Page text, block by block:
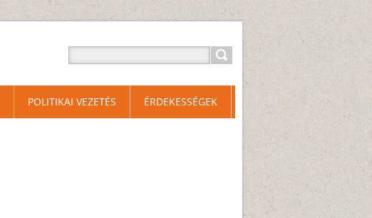
POLITIKAI VEZETÉS ÉRDEKESSÉGEK